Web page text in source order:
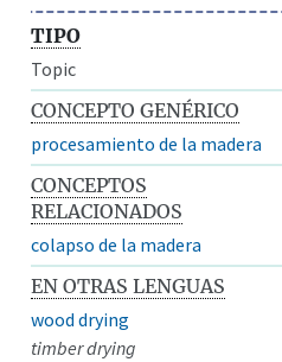
TIPO
Topic
CONCEPTO GENÉRICO
procesamiento de la madera
CONCEPTOS
RELACIONADOS
colapso de la madera
EN OTRAS LENGUAS
wood drying
timber drying